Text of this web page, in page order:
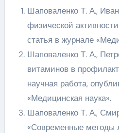
Шаповаленко Т. А.,
физической
статья в журнале
Шаповаленко Т. А.,
витаминов в
научная работа,
«Медицинская наука».
Шаповаленко Т. А.,
«Современные методы